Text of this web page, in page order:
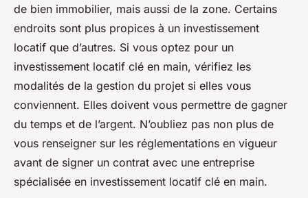
de bien immobilier, mais aussi de la zone. Certains
endroits sont plus propices à un investissement
locatif que d’autres. Si vous optez pour un
investissement locatif clé en main, vérifiez les
modalités de la gestion du projet si elles vous
conviennent. Elles doivent vous permettre de gagner
du temps et de l’argent. N’oubliez pas non plus de
vous renseigner sur les réglementations en vigueur
avant de signer un contrat avec une entreprise
spécialisée en investissement locatif clé en main.